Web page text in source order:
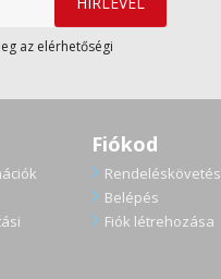
az elérhetőségi
Fiókod
Rendeléskövetés
Belépés
Fiók létrehozása